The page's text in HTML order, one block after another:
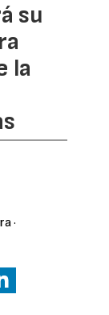
su
la
·